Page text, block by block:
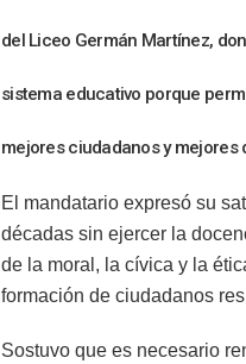
del Liceo Germán Martínez,
sistema educativo porque
mejoresciudadanosy mejores
El mandatario expresó su
décadas sin ejercer la
de la moral, la cívica y la
formación de ciudadanos
Sostuvo que es necesario